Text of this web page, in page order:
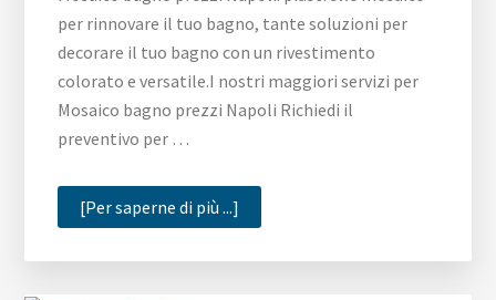
per rinnovare il tuo bagno, tante soluzioni per
decorare il tuo bagno con un rivestimento
colorato e versatile.I nostri maggiori servizi per
Mosaico bagno prezzi Napoli Richiedi il
preventivo per …
[Per saperne di più ...]
bagno
prezzi